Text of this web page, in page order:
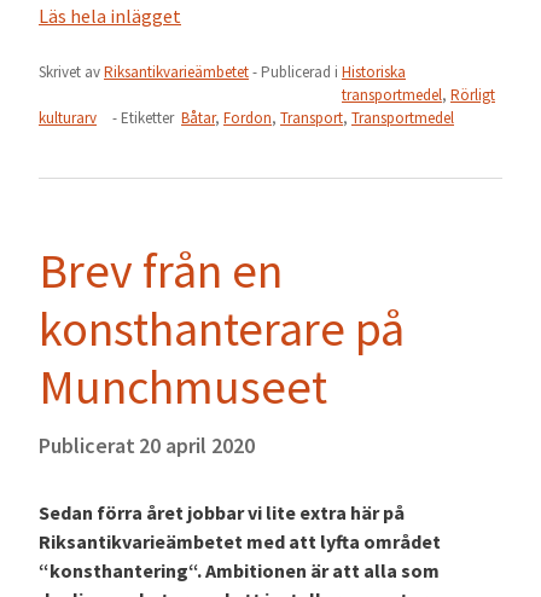
Läs hela inlägget
Skrivet avRiksantikvarieämbetet- Publicerad i Historiska
transportmedel, Rörligt
kulturarv
- Etiketter Båtar, Fordon, Transport, Transportmedel
Brev från en
konsthanterare på
Munchmuseet
Publicerat 20 april 2020
Sedan förra året jobbar vi lite extra här på
Riksantikvarieämbetet med att lyfta området
“konsthantering“. Ambitionen är att alla som